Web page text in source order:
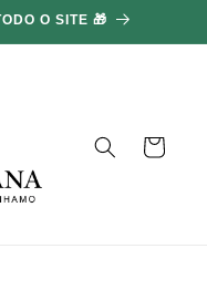
GASTOS 🔥
Carrinho